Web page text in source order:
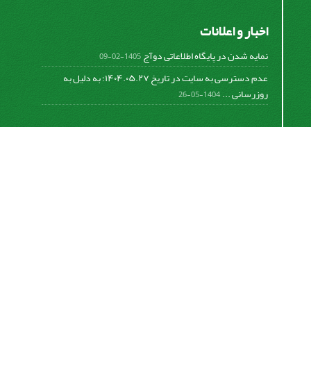
اخبار و اعلانات
نمایه شدن در پایگاه اطلاعاتی دوآج1405-02-09
عدم دسترسی به سایت در تاریخ ۱۴۰۴.۰۵.۲۷؛ به دلیل به
روزرسانی ...1404-05-26